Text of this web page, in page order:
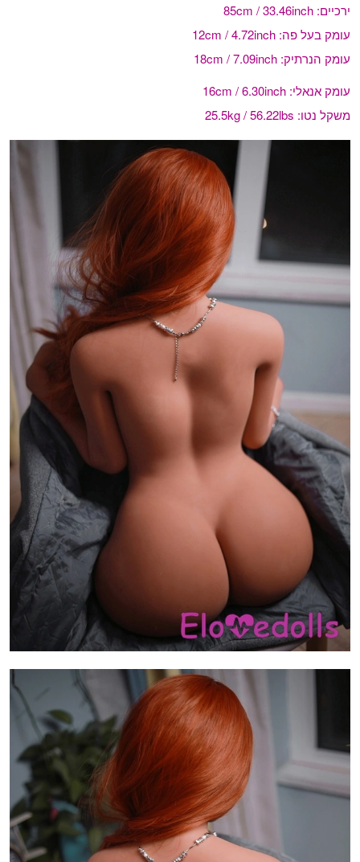
ירכיים: 85cm / 33.46inch
עומק בעל פה: 12cm / 4.72inch
עומק הנרתיק: 18cm / 7.09inch
עומק אנאלי: 16cm / 6.30inch
משקל נטו: 25.5kg / 56.22lbs